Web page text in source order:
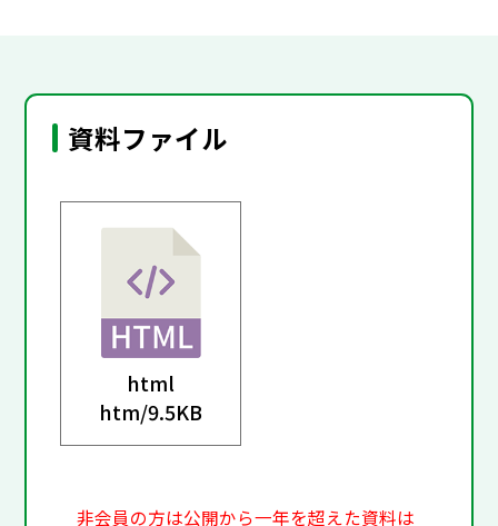
資料ファイル
html
htm/9.5KB
非会員の方は公開から一年を超えた資料は